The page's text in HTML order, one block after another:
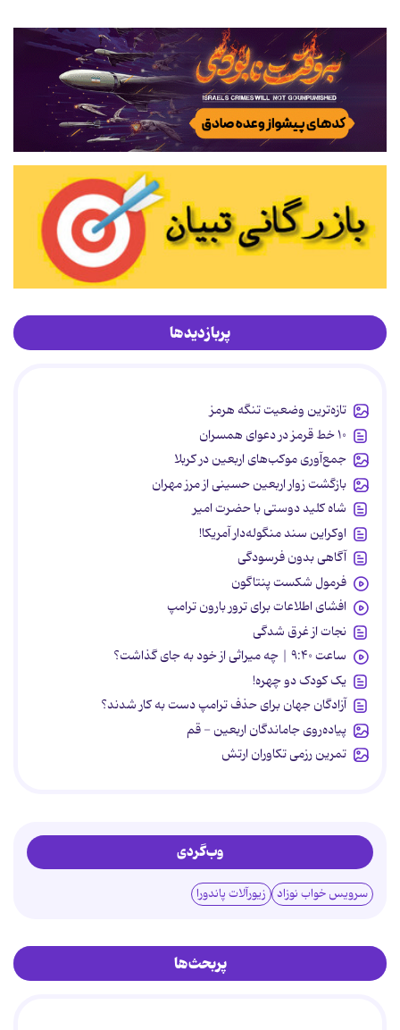
پربازدیدها
تازه‌ترین وضعیت تنگه هرمز
۱۰ خط قرمز در دعوای همسران
جمع‌آوری موکب‌های اربعین در کربلا
بازگشت زوار اربعین حسینی از مرز مهران
شاه کلید دوستی با حضرت امیر
اوکراین سند منگوله‌دار آمریکا!
آگاهی بدون فرسودگی
فرمول شکست پنتاگون
افشای اطلاعات برای ترور بارون ترامپ
نجات از غرق شدگی
ساعت ۹:۴۰ | چه میراثی از خود به جای گذاشت؟
یک کودک دو چهره!
آزادگان جهان برای حذف ترامپ دست به کار شدند؟
پیاده‌روی جاماندگان اربعین - قم
تمرین رزمی تکاوران ارتش
وب‌گردی
سرویس خواب نوزاد زیورآلات پاندورا
پربحث‌ها